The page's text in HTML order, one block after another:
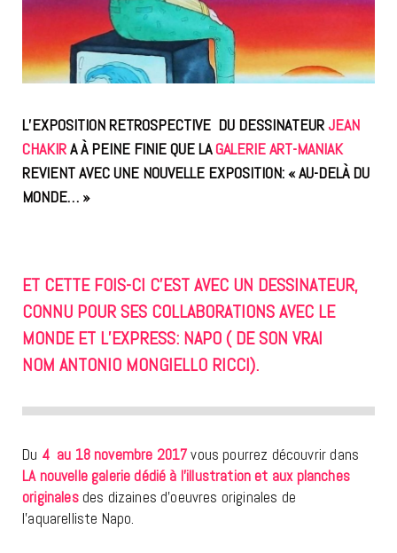
L’EXPOSITION RETROSPECTIVE DU DESSINATEURJEAN
CHAKIRA À PEINE FINIE QUE LAGALERIE ART-MANIAK
REVIENT AVEC UNE NOUVELLE EXPOSITION: « AU-DELÀ DU
MONDE… »
ET CETTE FOIS-CI C’EST AVEC UN DESSINATEUR,
CONNU POUR SES COLLABORATIONS AVEC LE
MONDE ET L’EXPRESS: NAPO ( DE SON VRAI
NOM ANTONIO MONGIELLO RICCI).
Du 4 au 18 novembre 2017vous pourrez découvrir dans
LA nouvelle galerie dédié à l’illustration et aux planches
originalesdes dizaines d’oeuvres originales de
l’aquarelliste Napo.